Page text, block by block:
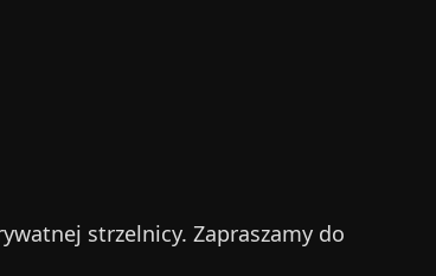
strzelnicy. Zapraszamy do